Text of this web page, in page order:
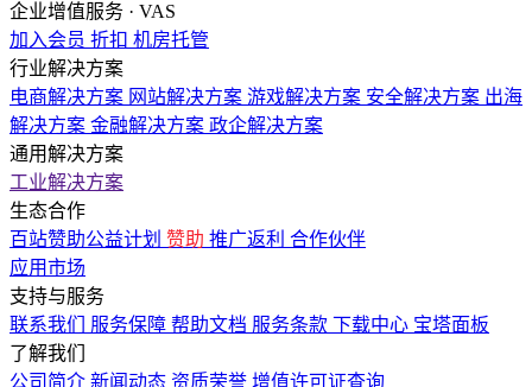
企业增值服务 · VAS
加入会员 折扣 机房托管
行业解决方案
电商解决方案 网站解决方案 游戏解决方案 安全解决方案 出海
解决方案 金融解决方案 政企解决方案
通用解决方案
工业解决方案
生态合作
百站赞助公益计划 赞助 推广返利 合作伙伴
应用市场
支持与服务
联系我们
服务保障 帮助文档 服务条款 下载中心 宝塔面板
了解我们
公司简介 新闻动态 资质荣誉 增值许可证查询